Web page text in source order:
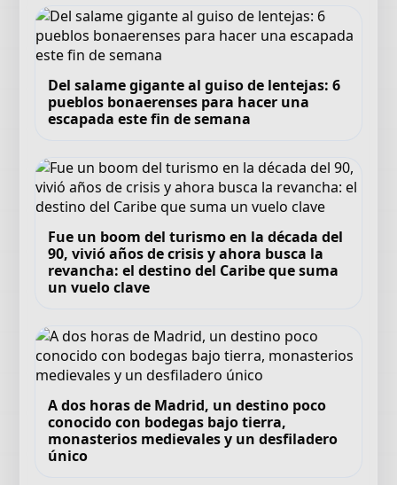
Del salame gigante al guiso de lentejas: 6
pueblos bonaerenses para hacer una
escapada este fin de semana
Fue un boom del turismo en la década del
90, vivió años de crisis y ahora busca la
revancha: el destino del Caribe que suma
un vuelo clave
A dos horas de Madrid, un destino poco
conocido con bodegas bajo tierra,
monasterios medievales y un desfiladero
único